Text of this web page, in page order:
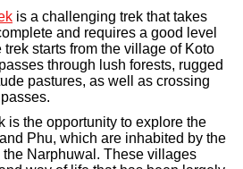
is a challenging trek that takes
and requires a good level
starts from the village of Koto
through lush forests, rugged
pastures, as well as crossing
is the opportunity to explore the
Phu, which are inhabited by the
Narphuwal. These villages